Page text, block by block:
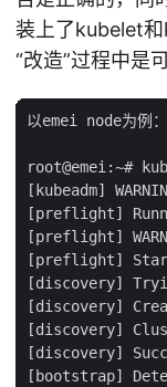
装上了kubelet
“改造”过程中是
以emei node为例：
root@emei:~#
[kubeadm]
[preflight]
[preflight]
[preflight]
[discovery]
[discovery]
[discovery]
[discovery]
[bootstrap]